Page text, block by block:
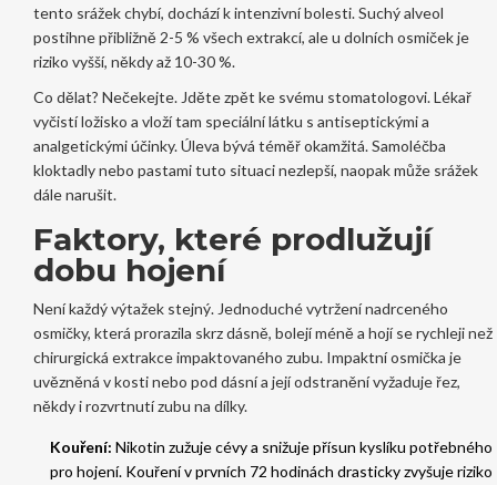
tento srážek chybí, dochází k intenzivní bolesti. Suchý alveol
postihne přibližně 2-5 % všech extrakcí, ale u dolních osmiček je
riziko vyšší, někdy až 10-30 %.
Co dělat? Nečekejte. Jděte zpět ke svému stomatologovi. Lékař
vyčistí ložisko a vloží tam speciální látku s antiseptickými a
analgetickými účinky. Úleva bývá téměř okamžitá. Samoléčba
kloktadly nebo pastami tuto situaci nezlepší, naopak může srážek
dále narušit.
Faktory, které prodlužují
dobu hojení
Není každý výtažek stejný. Jednoduché vytržení nadrceného
osmičky, která prorazila skrz dásně, bolejí méně a hojí se rychleji než
chirurgická extrakce impaktovaného zubu. Impaktní osmička je
uvězněná v kosti nebo pod dásní a její odstranění vyžaduje řez,
někdy i rozvrtnutí zubu na dílky.
Kouření: Nikotin zužuje cévy a snižuje přísun kyslíku potřebného
pro hojení. Kouření v prvních 72 hodinách drasticky zvyšuje riziko